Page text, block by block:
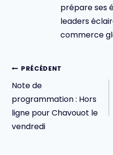
prépare ses
leaders
commerce
Navigation
de
l’article
PRÉCÉDENT
Note de
programmation : Hors
ligne pour Chavouot le
vendredi